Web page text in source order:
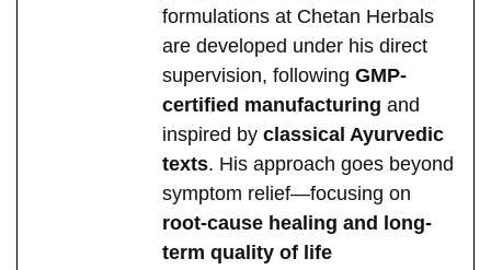
formulations at Chetan Herbals
are developed under his direct
supervision, following GMP-
certified manufacturing and
inspired by classical Ayurvedic
texts. His approach goes beyond
symptom relief—focusing on
root-cause healing and long-
term quality of life